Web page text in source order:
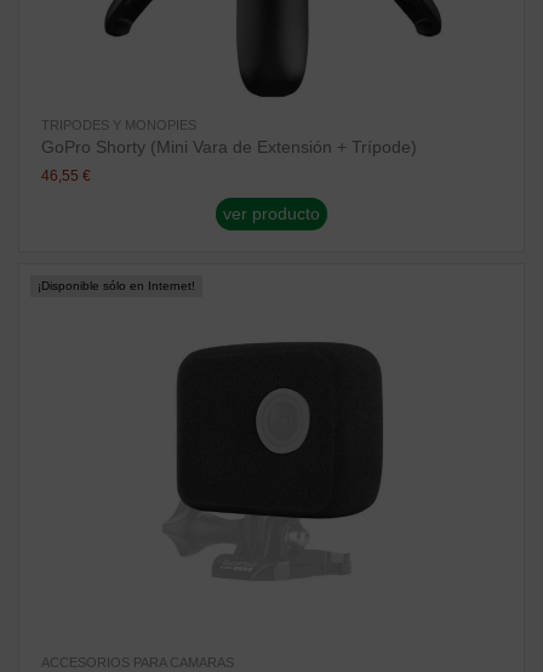
TRIPODES Y MONOPIES
GoPro Shorty (Mini Vara de Extensión + Trípode)
46,55 €
ver producto
¡Disponible sólo en Internet!
ACCESORIOS PARA CAMARAS